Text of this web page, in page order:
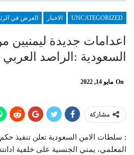
UNCATEGORIZED الاخبار العرض في
اعدامات جديدة
السعودية :الراصد العربي
On مايو 14, 2022
مشاركة
: سلطات الامن السعودية تعلن تنفيذ
المعلمي، يمني الجنسية على خلفية